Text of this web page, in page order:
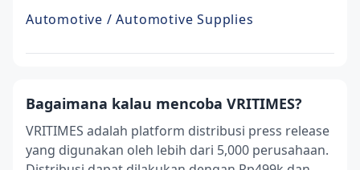
Automotive / Automotive Supplies
Bagaimana kalau mencoba VRITIMES?
VRITIMES adalah platform distribusi press release
yang digunakan oleh lebih dari 5,000 perusahaan.